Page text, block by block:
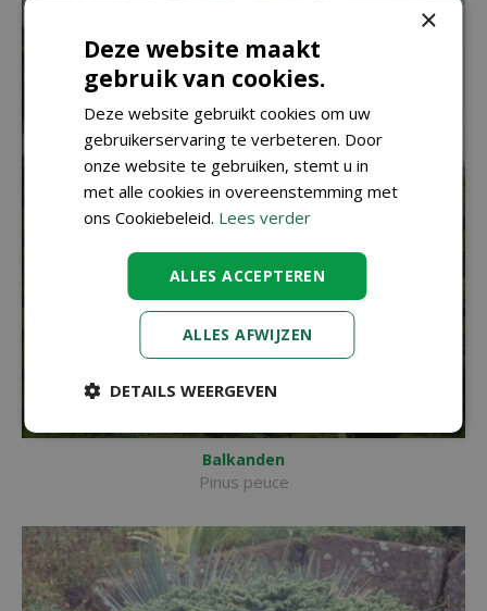
Balkanden
Pinus peuce
×
Deze website maakt
gebruik van cookies.
Deze website gebruikt cookies om uw
gebruikerservaring te verbeteren. Door
onze website te gebruiken, stemt u in
met alle cookies in overeenstemming met
ons Cookiebeleid. Lees verder
ALLES ACCEPTEREN
ALLES AFWIJZEN
DETAILS WEERGEVEN